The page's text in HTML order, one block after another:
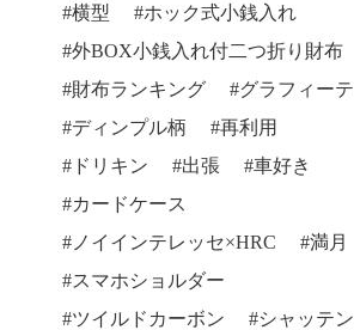
横型
ホック式小銭入れ
外BOX小銭入れ付二つ折り財布
財布ランキング
グラフィーテ
ディンプル柄
再利用
ドリキン
出張
車好き
カードケース
ノイインテレッセ×HRC
満月
スマホショルダー
ツイルドカーボン
シャッテン